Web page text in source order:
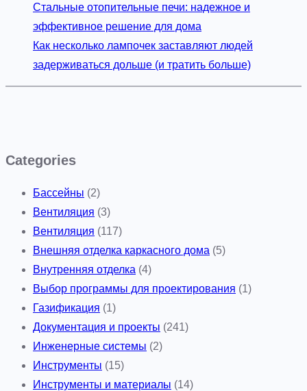
Стальные отопительные печи: надежное и
эффективное решение для дома
Как несколько лампочек заставляют людей
задерживаться дольше (и тратить больше)
Categories
Бассейны (2)
Вентиляция (3)
Вентиляция (117)
Внешняя отделка каркасного дома (5)
Внутренняя отделка (4)
Выбор программы для проектирования (1)
Газификация (1)
Документация и проекты (241)
Инженерные системы (2)
Инструменты (15)
Инструменты и материалы (14)